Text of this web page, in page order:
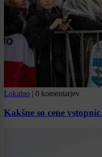
Lokalno | 0 komentarjev
Kakšne so cene